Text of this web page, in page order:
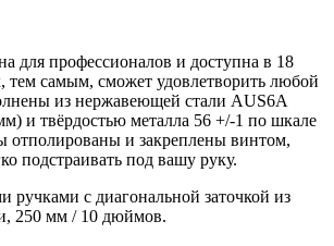
для профессионалов и доступна в 18
тем самым, сможет удовлетворить любой
из нержавеющей стали AUS6A
и твёрдостью металла 56 +/-1 по шкале
и закреплены винтом,
подстраивать под вашу руку.
с диагональной заточкой из
250 мм / 10 дюймов.